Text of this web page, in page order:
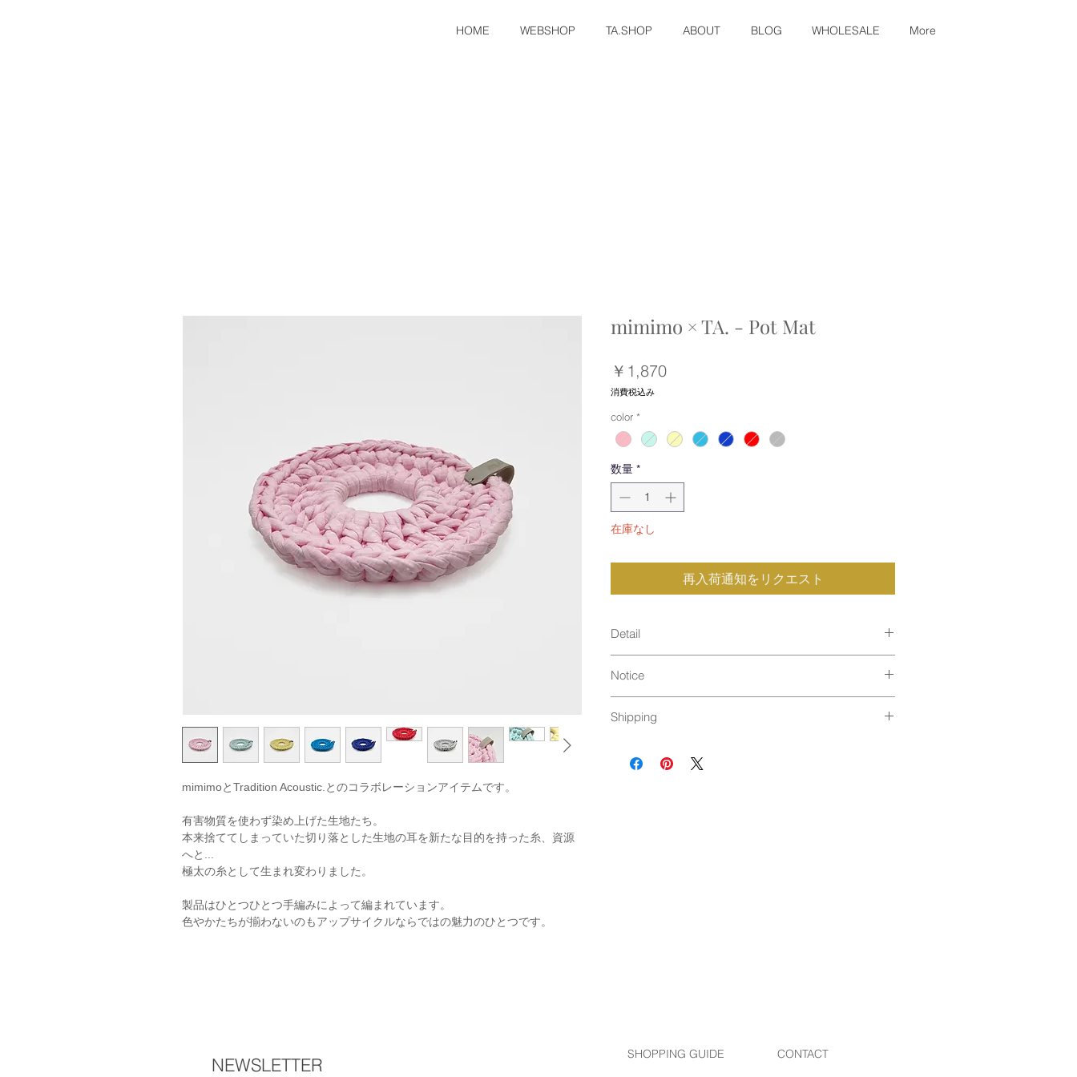
HOME WEBSHOP TA.SHOP ABOUT BLOG WHOLESALE More
mimimoとTradition Acoustic.とのコラボレーションアイテムです。
有害物質を使わず染め上げた生地たち。
本来捨ててしまっていた切り落とした生地の耳を新たな目的を持った糸、資源
へと...
極太の糸として生まれ変わりました。
製品はひとつひとつ手編みによって編まれています。
色やかたちが揃わないのもアップサイクルならではの魅力のひとつです。
mimimo × TA. - Pot Mat
￥1,870価
消費税込み
color *
数量 *
在庫なし
再入荷通知をリクエスト
Detail
＊手編みのため商品ごとに1〜2cmほどの個体差があ
ります。
material : コットン100％
Notice
＊タンブラーも可能ですがネームタグを外してご使用く
Shipping
NEWSLETTER SHOPPING GUIDE CONTACT